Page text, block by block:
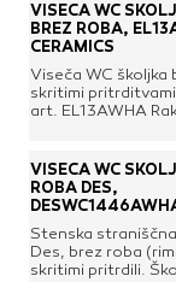
VISEČA WC
BREZ ROBA,
CERAMICS
Viseča WC školjka
skritimi
art. EL13AWHA
VISEČA WC
ROBA DES,
CERAMICS
Stenska
Des, brez roba
skritimi pritrdili.